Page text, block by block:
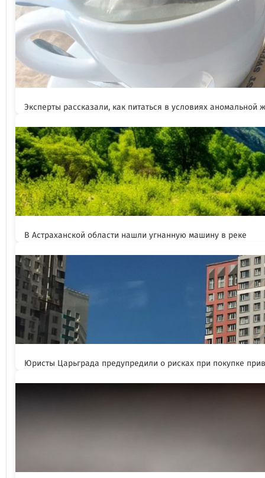
Эксперты рассказали, как питаться в условиях аномальной
В Астраханской области нашли угнанную машину в реке
Юристы Царьграда предупредили о рисках при покупке